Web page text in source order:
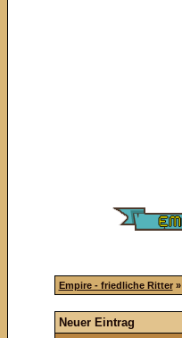
Empire - friedliche Ritter»
Neuer Eintrag